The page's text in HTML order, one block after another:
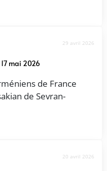
29 avril 2026
mai 2026
de France
de Sevran-
20 avril 2026